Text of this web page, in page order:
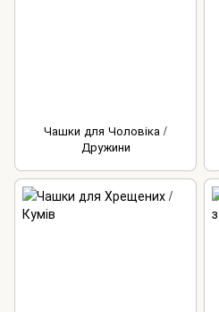
Чашки для Чоловіка /
Дружини